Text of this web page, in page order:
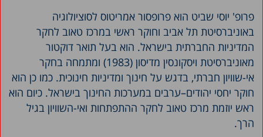
פרופ' יוסי שביט הוא פרופסור אמריטוס לסוציולוגיה
באוניברסיטת תל אביב וחוקר ראשי במרכז טאוב לחקר
המדיניות החברתית בישראל. הוא בעל תואר דוקטור
מאוניברסיטת ויסקונסין מדיסון (1983) ומתמחה בחקר
אי-שוויון חברתי, בדגש על חינוך ומדיניות חינוכית. כמו כן הוא
חוקר יחסי יהודים–ערבים במערכות החינוך בישראל. כיום הוא
ראש יוזמת מרכז טאוב לחקר ההתפתחות ואי-השוויון בגיל
הרך.